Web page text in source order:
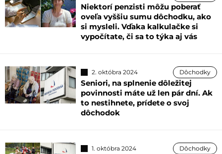
Niektorí penzisti môžu poberať
oveľa vyššiu sumu dôchodku, ako
si mysleli. Vďaka kalkulačke si
vypočítate, či sa to týka aj vás
2. októbra 2024 Dôchodky
Seniori, na splnenie dôležitej
povinnosti máte už len pár dní. Ak
to nestihnete, prídete o svoj
dôchodok
1. októbra 2024 Dôchodky